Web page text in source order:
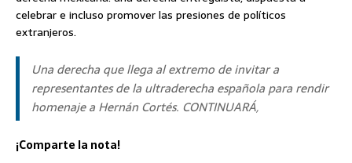
celebrar e incluso promover las presiones de políticos
extranjeros.
Una derecha que llega al extremo de invitar a
representantes de la ultraderecha española para rendir
homenaje a Hernán Cortés. CONTINUARÁ,
¡Comparte la nota!